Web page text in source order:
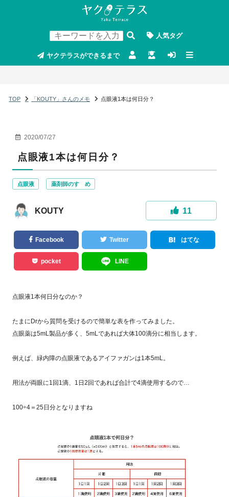
人気タグ
ヤクテラスができるまで
TOP 「KOUTY」さんのメモ 点眼液1本は何日分？
2020/07/27
点眼液1本は何日分？
点眼液 薬剤師のすゝめ
KOUTY 11
Facebook Twitter はてな
pocket LINE
点眼液1本何日分なのか？
たまにDrから質問を受けるので簡単な表を作ってみました。
点眼薬は5mL製品が多く、5mLであれば大体100滴分に相当します。
例えば、緑内障の点眼液であるアイファガンは1本5mL。
用法が両眼に1回1滴、1日2回であれば合計で4滴使用するので…
100÷4＝25日分となりますね